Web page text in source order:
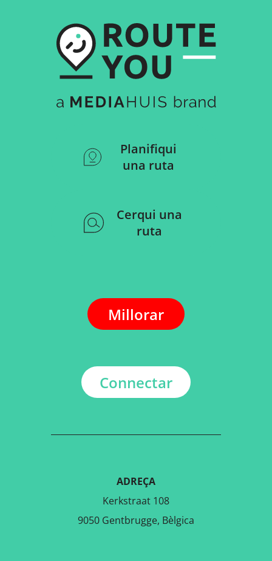
Planifiqui
una ruta
Cerqui una
ruta
Millorar
Connectar
ADREÇA
Kerkstraat 108
9050 Gentbrugge, Bèlgica